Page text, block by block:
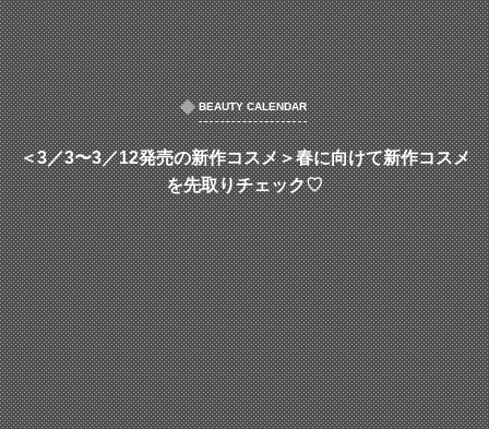
BEAUTY CALENDAR
＜3／3〜3／12発売の新作コスメ＞春に向けて新作コスメ
を先取りチェック♡